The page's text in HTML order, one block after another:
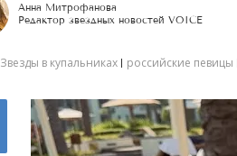
Анна Митрофанова
Редактор звездных новостей VOICE
Звезды в купальниках российские певицы